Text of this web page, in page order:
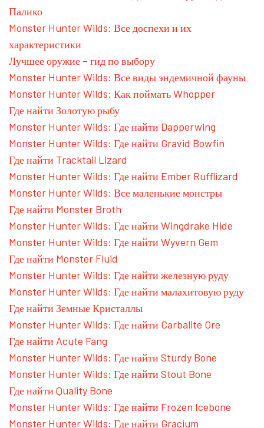
Палико
Monster Hunter Wilds: Все доспехи и их
характеристики
Лучшее оружие – гид по выбору
Monster Hunter Wilds: Все виды эндемичной фауны
Monster Hunter Wilds: Как поймать Whopper
Где найти Золотую рыбу
Monster Hunter Wilds: Где найти Dapperwing
Monster Hunter Wilds: Где найти Gravid Bowfin
Где найти Tracktail Lizard
Monster Hunter Wilds: Где найти Ember Rufflizard
Monster Hunter Wilds: Все маленькие монстры
Где найти Monster Broth
Monster Hunter Wilds: Где найти Wingdrake Hide
Monster Hunter Wilds: Где найти Wyvern Gem
Где найти Monster Fluid
Monster Hunter Wilds: Где найти железную руду
Monster Hunter Wilds: Где найти малахитовую руду
Где найти Земные Кристаллы
Monster Hunter Wilds: Где найти Carbalite Ore
Где найти Acute Fang
Monster Hunter Wilds: Где найти Sturdy Bone
Monster Hunter Wilds: Где найти Stout Bone
Где найти Quality Bone
Monster Hunter Wilds: Где найти Frozen Icebone
Monster Hunter Wilds: Где найти Gracium